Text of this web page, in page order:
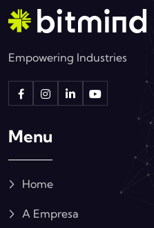
Empowering Industries
Menu
Home
A Empresa